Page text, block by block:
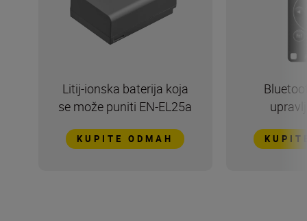
Litij-ionska baterija koja
se može puniti EN-EL25a
KUPITE ODMAH